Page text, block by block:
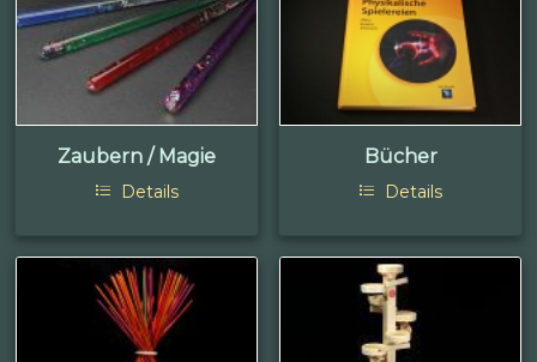
Zaubern / Magie
Details
Bücher
Details